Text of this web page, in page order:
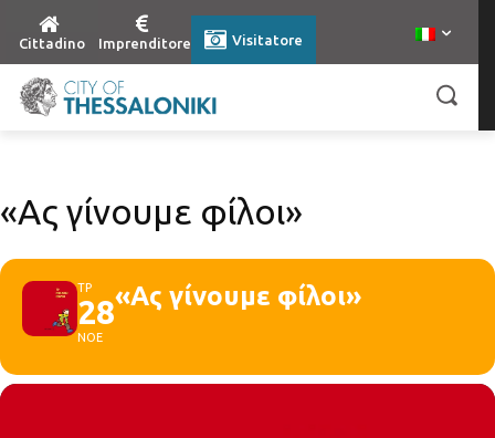
Cittadino Imprenditore Visitatore
«Ας γίνουμε φίλοι»
ΤΡ
28
ΝΟΕ
«Ας γίνουμε φίλοι»